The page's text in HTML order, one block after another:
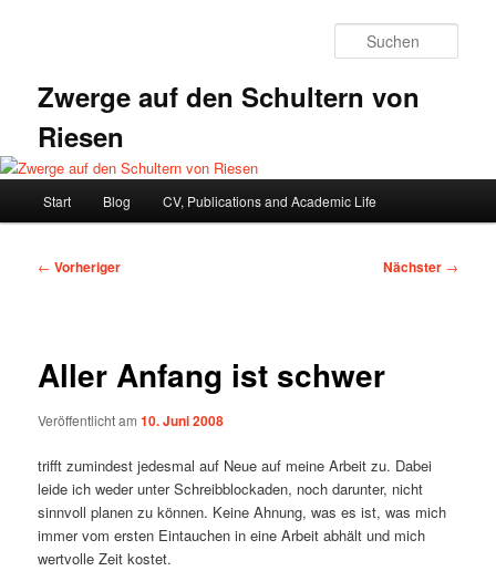
Zwerge auf den Schultern von
Riesen
Start Blog CV, Publications and Academic Life
Beitragsnavigation
← Vorheriger Nächster →
Aller Anfang ist schwer
Veröffentlicht am10. Juni 2008
trifft zumindest jedesmal auf Neue auf meine Arbeit zu. Dabei
leide ich weder unter Schreibblockaden, noch darunter, nicht
sinnvoll planen zu können. Keine Ahnung, was es ist, was mich
immer vom ersten Eintauchen in eine Arbeit abhält und mich
wertvolle Zeit kostet.